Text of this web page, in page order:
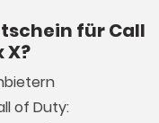
für Call
X?
of Duty: